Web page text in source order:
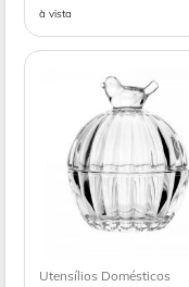
à vista
Utensílios Domésticos